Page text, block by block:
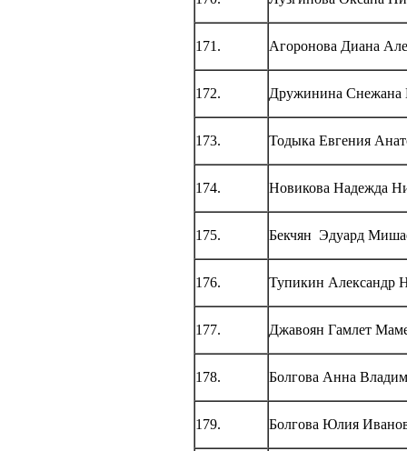
171. Агоронова Диана
172. Дружинина Снежана
173. Тодыка Евгения
174. Новикова Надежда
175. Бекчян Эдуард
176. Тупикин Александр
177. Джавоян Гамлет
178. Болгова Анна
179. Болгова Юлия